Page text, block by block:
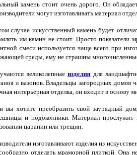
камень стоит очень дорого. Он
могут изготавливать материал
случае искусственный камень будет
им камин не стоит. Просто показатели
смеси используется чаще всего при
среды, ему не страшны
великолепныеизделия для
и вазонов. Владельцы загородных домов
интерьерная отделка, он входит в основу
вы хотите преобразить свой заурядный
и подоконники. Материал прослужит
царапин или трещин.
изготавливают изделия из
отделать мраморной плиткой. Она